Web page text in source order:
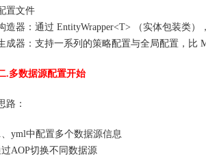
置文件
造器：通过 EntityWrapper<T> （实体包装类
成器：支持一系列的策略配置与全局配置，比
.多数据源配置开始
路：
、yml中配置多个数据源信息
AOP切换不同数据源